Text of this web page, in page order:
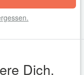
Dich.